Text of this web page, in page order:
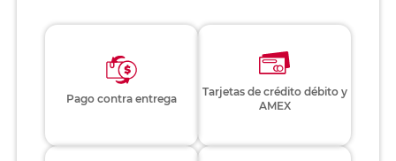
Pago contra entrega
Tarjetas de crédito débito y
AMEX